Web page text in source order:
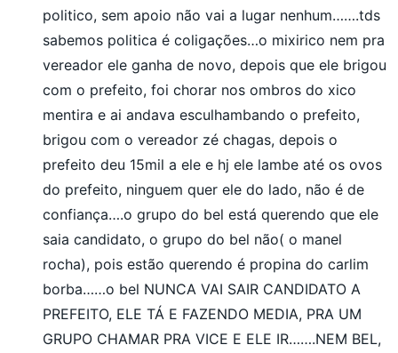
politico, sem apoio não vai a lugar nenhum…….tds
sabemos politica é coligações…o mixirico nem pra
vereador ele ganha de novo, depois que ele brigou
com o prefeito, foi chorar nos ombros do xico
mentira e ai andava esculhambando o prefeito,
brigou com o vereador zé chagas, depois o
prefeito deu 15mil a ele e hj ele lambe até os ovos
do prefeito, ninguem quer ele do lado, não é de
confiança….o grupo do bel está querendo que ele
saia candidato, o grupo do bel não( o manel
rocha), pois estão querendo é propina do carlim
borba……o bel NUNCA VAI SAIR CANDIDATO A
PREFEITO, ELE TÁ E FAZENDO MEDIA, PRA UM
GRUPO CHAMAR PRA VICE E ELE IR…….NEM BEL,